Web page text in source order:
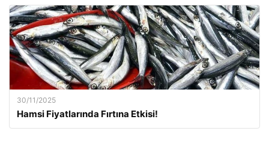
30/11/2025
Hamsi Fiyatlarında Fırtına Etkisi!